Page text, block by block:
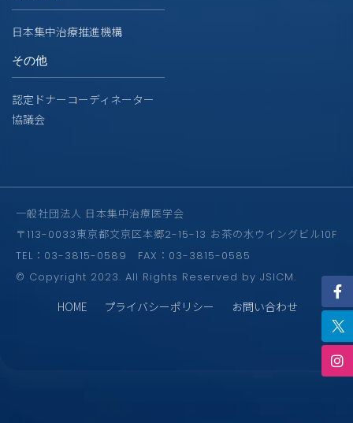
日本集中治療推進機構
その他
認定ドナーコーディネーター
協議会
一般社団法人 日本集中治療医学会
〒113-0033東京都文京区本郷2-15-13 お茶の水ウイングビル10F
TEL：03-3815-0589 FAX：03-3815-0585
© Copyright 2023. All Rights Reserved by JSICM.
HOME プライバシーポリシー お問い合わせ